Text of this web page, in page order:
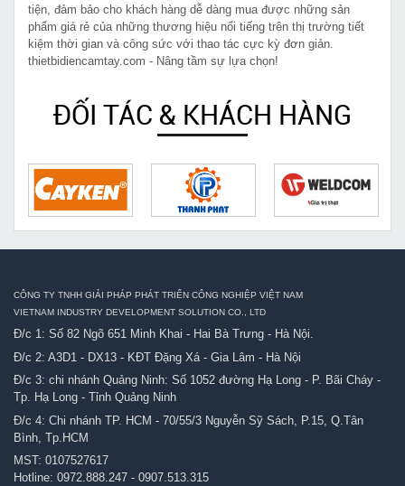
tiện, đảm bảo cho khách hàng dễ dàng mua được những sản
phẩm giá rẻ của những thương hiệu nổi tiếng trên thị trường tiết
kiệm thời gian và công sức với thao tác cực kỳ đơn giản.
thietbidiencamtay.com - Nâng tầm sự lựa chọn!
ĐỐI TÁC & KHÁCH HÀNG
CÔNG TY TNHH GIẢI PHÁP PHÁT TRIỂN CÔNG NGHIỆP VIỆT NAM
VIETNAM INDUSTRY DEVELOPMENT SOLUTION CO., LTD
Đ/c 1: Số 82 Ngõ 651 Minh Khai - Hai Bà Trưng - Hà Nội.
Đ/c 2: A3D1 - DX13 - KĐT Đặng Xá - Gia Lâm - Hà Nội
Đ/c 3: chi nhánh Quảng Ninh: Số 1052 đường Hạ Long - P. Bãi Cháy -
Tp. Hạ Long - Tỉnh Quảng Ninh
Đ/c 4: Chi nhánh TP. HCM - 70/55/3 Nguyễn Sỹ Sách, P.15, Q.Tân
Bình, Tp.HCM
MST: 0107527617
Hotline: 0972.888.247 - 0907.513.315